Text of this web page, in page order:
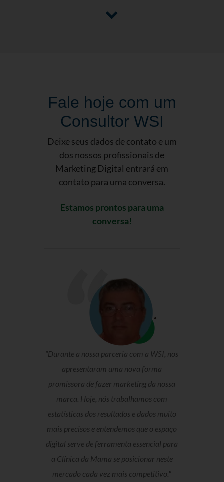
Fale hoje com um
Consultor WSI
Deixe seus dados de contato e um
dos nossos profissionais de
Marketing Digital entrará em
contato para uma conversa.
Estamos prontos para uma
conversa!
“Durante a nossa parceria com a WSI, nos
apresentaram uma nova forma
promissora de fazer marketing da nossa
marca. Hoje, nós trabalhamos com
estatísticas dos resultados e dados muito
mais precisos e entendemos que o espaço
digital serve de ferramenta essencial para
a Clínica da Mama se posicionar neste
mercado cada vez mais competitivo."